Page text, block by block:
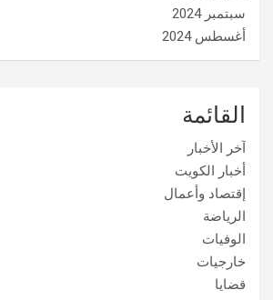
سبتمبر 2024
أغسطس 2024
القائمة
آخر الأخبار
أخبار الكويت
إقتصاد وأعمال
الرياضة
الوفيات
خارجيات
قضايا